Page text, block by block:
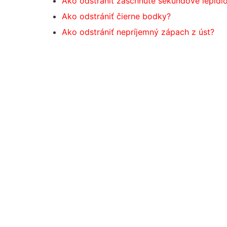
Ako odstrániť čierne bodky?
Ako odstrániť nepríjemný zápach z úst?